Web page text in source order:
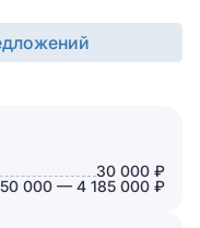
30 000 ₽
000 — 4 185 000 ₽